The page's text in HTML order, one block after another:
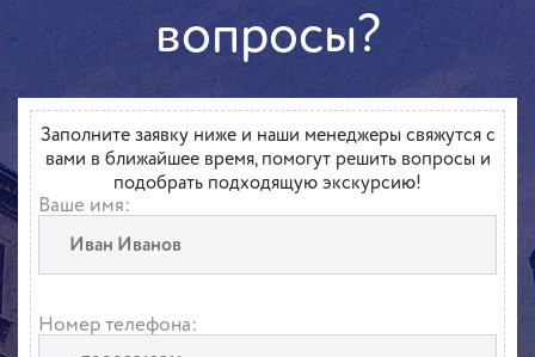
вопросы?
Заполните заявку ниже и наши менеджеры свяжутся с
вами в ближайшее время, помогут решить вопросы и
подобрать подходящую экскурсию!
Ваше имя:
Номер телефона: